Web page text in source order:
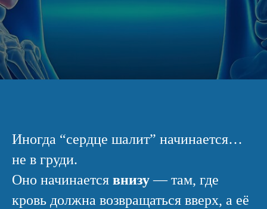
Иногда “сердце шалит” начинается…
не в груди.
Оно начинается внизу— там, где
кровь должна возвращаться вверх, а её